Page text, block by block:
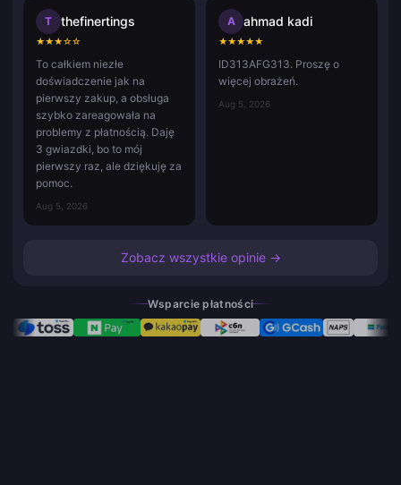
T thefinertings
★★★☆☆
To całkiem niezłe
doświadczenie jak na
pierwszy zakup, a obsługa
szybko zareagowała na
problemy z płatnością. Daję
3 gwiazdki, bo to mój
pierwszy raz, ale dziękuję za
pomoc.
Aug 5, 2026
A ahmad kadi
★★★★★
ID313AFG313. Proszę o
więcej obrażeń.
Aug 5, 2026
Zobacz wszystkie opinie →
Wsparcie płatności